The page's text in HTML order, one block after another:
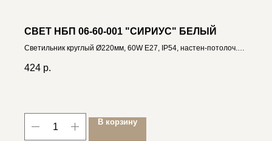
СВЕТ НБП 06-60-001 "СИРИУС" БЕЛЫЙ
Светильник круглый Ø220мм, 60W E27, IP54, настен-потолоч.
424 р.
В корзину